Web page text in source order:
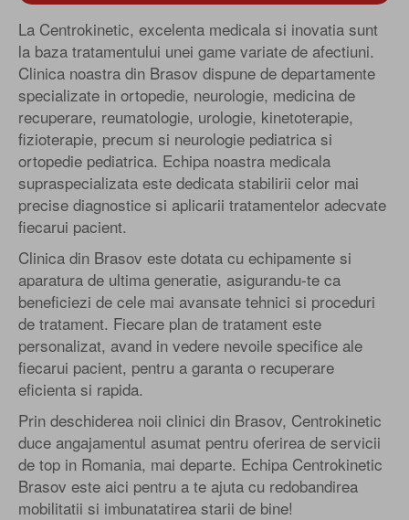
La Centrokinetic, excelenta medicala si inovatia sunt
la baza tratamentului unei game variate de afectiuni.
Clinica noastra din Brasov dispune de departamente
specializate in ortopedie, neurologie, medicina de
recuperare, reumatologie, urologie, kinetoterapie,
fizioterapie, precum si neurologie pediatrica si
ortopedie pediatrica. Echipa noastra medicala
supraspecializata este dedicata stabilirii celor mai
precise diagnostice si aplicarii tratamentelor adecvate
fiecarui pacient.
Clinica din Brasov este dotata cu echipamente si
aparatura de ultima generatie, asigurandu-te ca
beneficiezi de cele mai avansate tehnici si proceduri
de tratament. Fiecare plan de tratament este
personalizat, avand in vedere nevoile specifice ale
fiecarui pacient, pentru a garanta o recuperare
eficienta si rapida.
Prin deschiderea noii clinici din Brasov, Centrokinetic
duce angajamentul asumat pentru oferirea de servicii
de top in Romania, mai departe. Echipa Centrokinetic
Brasov este aici pentru a te ajuta cu redobandirea
mobilitatii si imbunatatirea starii de bine!